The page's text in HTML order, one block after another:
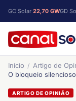
GC Solar 22,70 GWGD
Início
Artigo de
O bloqueio
ARTIGO DE OPINIÃO